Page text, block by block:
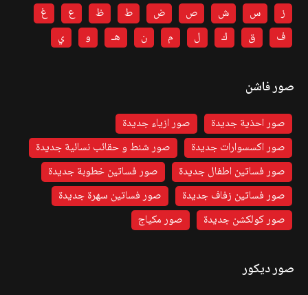
ز
س ش ص ض ط ظ ع
غ
ف
ق ك ل م ن هـ و ي
صور فاشن
صور احذية جديدة
صور ازياء جديدة
صور اكسسوارات جديدة
صور شنط و حقائب نسائية جديدة
صور فساتين اطفال جديدة
صور فساتين خطوبة جديدة
صور فساتين زفاف جديدة
صور فساتين سهرة جديدة
صور كولكشن جديدة
صور مكياج
صور ديكور